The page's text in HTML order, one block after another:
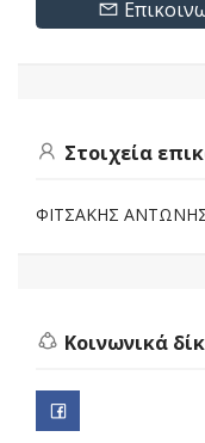
Στοιχεία
ΦΙΤΣΑΚΗΣ
Κοινωνικά